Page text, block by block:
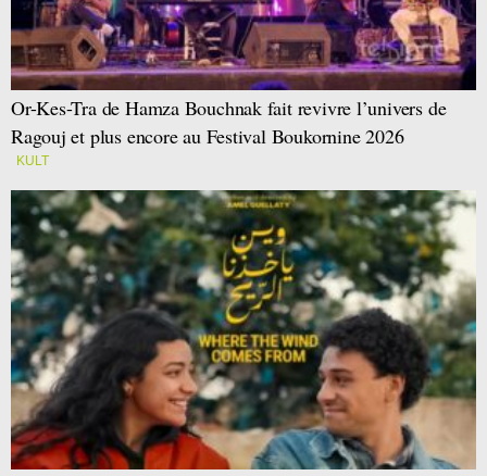
Or-Kes-Tra de Hamza Bouchnak fait revivre l’univers de
Ragouj et plus encore au Festival Boukornine 2026
KULT